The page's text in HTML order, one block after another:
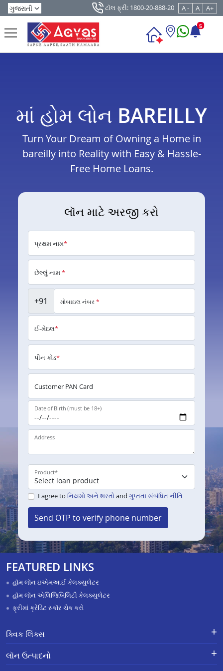
ટૉલ ફ્રી: 1800-20-888-20 A - A A+
5
માં હોમ લોન BAREILLY
Turn Your Dream of Owning a Home in
bareilly into Reality with Easy & Hassle-
Free Home Loans.
લૉન માટે અરજી કરો
પ્રથમ નામ*
છેલ્લું નામ*
+91 મોબાઇલ નંબર*
ઈ-મેઇલ*
પીન કોડ*
Customer PAN Card
Date of Birth (must be 18+)
Address
Product*
I agree to નિયમો અને શરતોand ગુપ્તતા સંબંધિત નીતિ
Send OTP to verify phone number
FEATURED LINKS
હૉમ લૉન ઇએમઆઈ કેલક્યુલેટર
હૉમ લૉન એલિજિબિલિટી કેલક્યુલેટર
ફ્રીમાં ક્રેડિટ સ્કૉર ચેક કરો
ક્વિક લિંક્સ
લૉન માટે અરજી કરો
APR Calculator
લૉન ઉત્પાદનો